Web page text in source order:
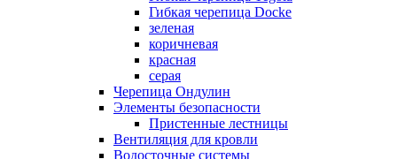
Гибкая черепица Docke
зеленая
коричневая
красная
серая
Черепица Ондулин
Элементы безопасности
Пристенные лестницы
Вентиляция для кровли
Водосточные системы